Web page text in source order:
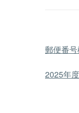
郵便番
2025年